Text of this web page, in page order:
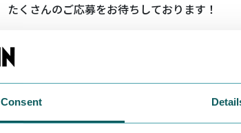
Consent
たくさんのご応募をお待ちしております！
■プレゼント内容
幻想的な夜空に包まれて
—ムーミンのデザインで楽しむ「オ